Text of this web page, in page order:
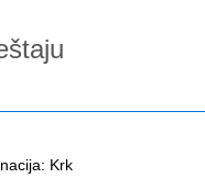
Krk